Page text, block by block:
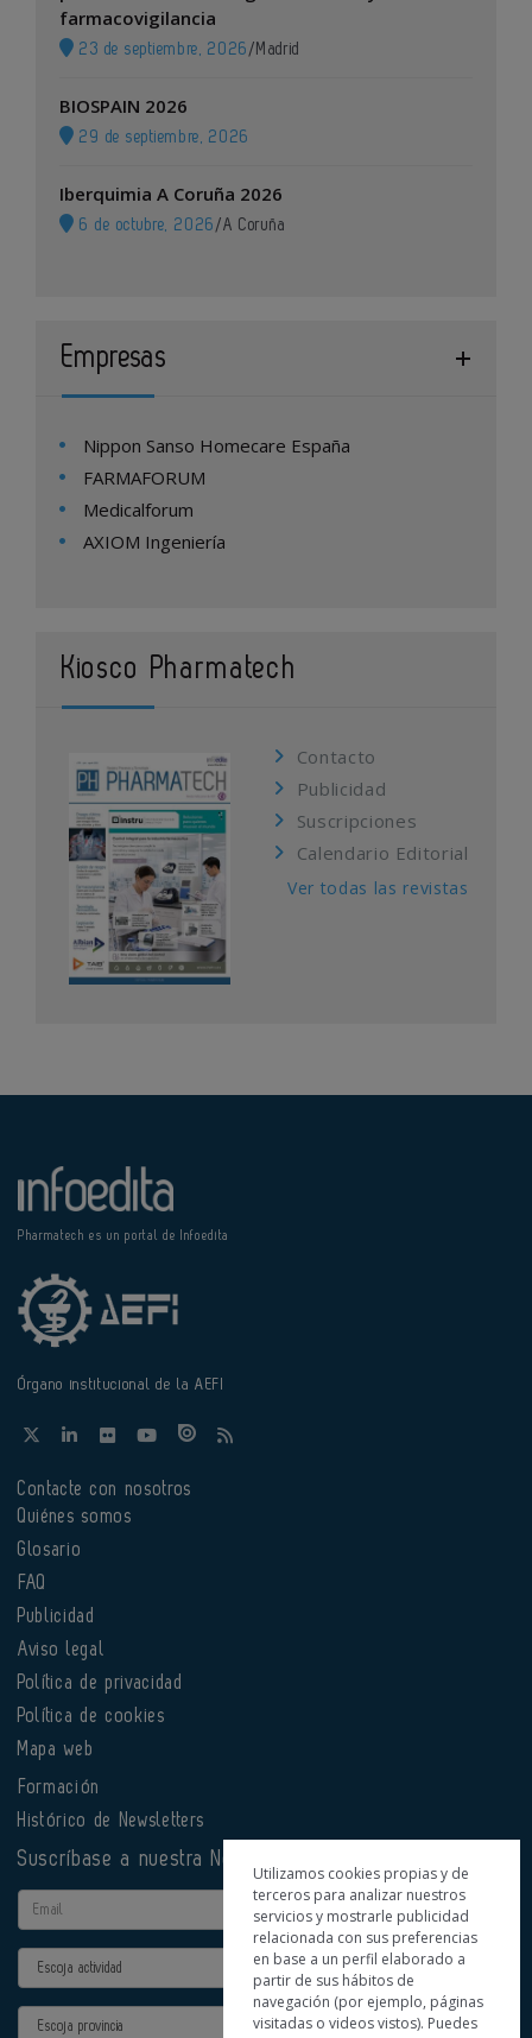
farmacovigilancia
23 de septiembre, 2026 / Madrid
BIOSPAIN 2026
29 de septiembre, 2026
Iberquimia A Coruña 2026
6 de octubre, 2026 /A Coruña
Empresas
Nippon Sanso Homecare España
FARMAFORUM
Medicalforum
AXIOM Ingeniería
Kiosco Pharmatech
Contacto
Publicidad
Suscripciones
Calendario Editorial
Ver todas las revistas
Pharmatech es un portal de Infoedita
Órgano institucional de la AEFI
Contacte con nosotros
Quiénes somos
Glosario
FAQ
Publicidad
Aviso legal
Política de privacidad
Política de cookies
Mapa web
Formación
Histórico de Newsletters
Suscríbase a nuestra Newsletter
Email
Actividad
Provincia
Utilizamos cookies propias y de
terceros para analizar nuestros
servicios y mostrarle publicidad
relacionada con sus preferencias
en base a un perfil elaborado a
partir de sus hábitos de
navegación (por ejemplo, páginas
visitadas o videos vistos). Puedes